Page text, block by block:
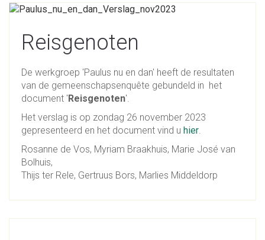
Reisgenoten
De werkgroep 'Paulus nu en dan' heeft de resultaten
van de gemeenschapsenquête gebundeld in het
document 'Reisgenoten'.
Het verslag is op zondag 26 november 2023
gepresenteerd en het document vind u hier.
Rosanne de Vos, Myriam Braakhuis, Marie José van
Bolhuis,
Thijs ter Rele, Gertruus Bors, Marlies Middeldorp